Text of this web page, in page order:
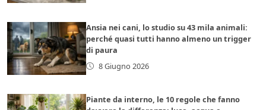
Ansia nei cani, lo studio su 43 mila animali:
perché quasi tutti hanno almeno un trigger
di paura
8 Giugno 2026
Piante da interno, le 10 regole che fanno